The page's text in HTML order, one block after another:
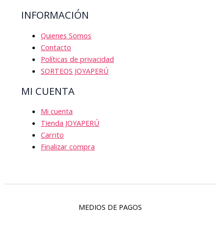
INFORMACIÓN
Quienes Somos
Contacto
Políticas de privacidad
SORTEOS JOYAPERÚ
MI CUENTA
Mi cuenta
Tienda JOYAPERÚ
Carrito
Finalizar compra
MEDIOS DE PAGOS